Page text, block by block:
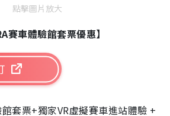
點擊圖片放大
賽車體驗館套票優惠】
套票+獨家VR虛擬賽車進站體驗 +